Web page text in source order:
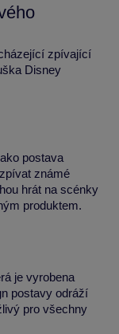
zpívající
Disney
postava
známé
hrát na scénky
produktem.
je vyrobena
postavy odráží
pro všechny